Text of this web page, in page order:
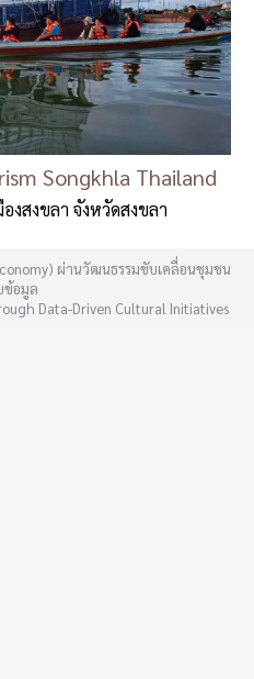
Songkhla Thailand
งสงขลา จังหวัดสงขลา
ผ่านวัฒนธรรมขับเคลื่อนชุมชน
ข้อมูล
Data-Driven Cultural Initiatives